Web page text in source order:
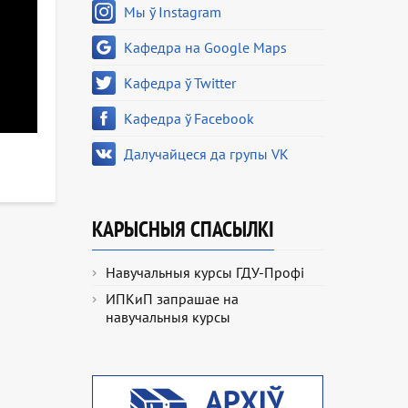
Мы ў Instagram
Кафедра на Google Maps
Кафедра ў Twitter
Кафедра ў Facebook
Далучайцеся да групы VK
КАРЫСНЫЯ СПАСЫЛКІ
Навучальныя курсы ГДУ-Профі
ИПКиП запрашае на
навучальныя курсы